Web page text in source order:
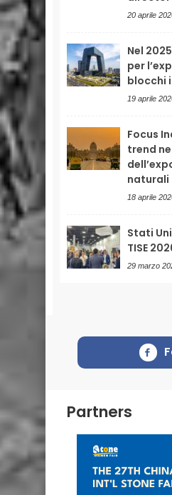
20 aprile
Nel
per
blocchi
19 aprile
Focus
trend
naturali
18 aprile
Stati
TISE
29 marzo
Partners